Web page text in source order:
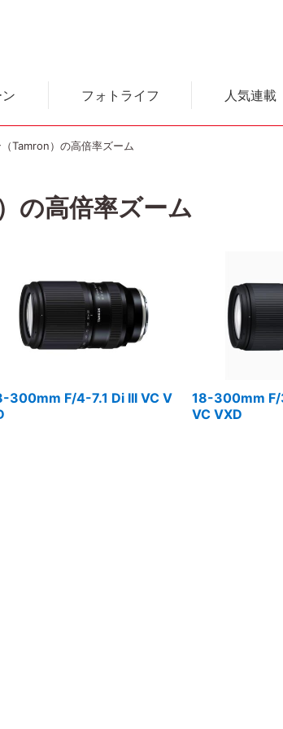
フォトライフ 人気連載
Tamron）の高倍率ズーム
の高倍率ズーム
300mm F/4-7.1 Di III VC V
18-300mm
VC VXD